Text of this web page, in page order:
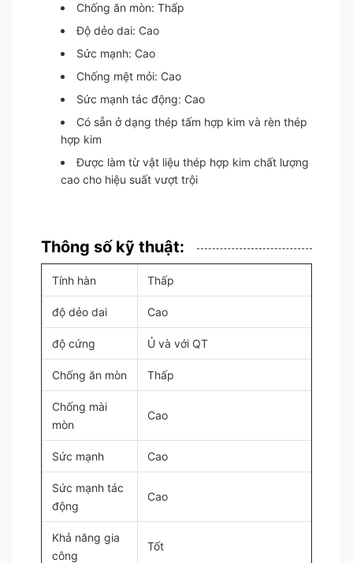
Chống ăn mòn: Thấp
Độ dẻo dai: Cao
Sức mạnh: Cao
Chống mệt mỏi: Cao
Sức mạnh tác động: Cao
Có sẵn ở dạng thép tấm hợp kim và rèn thép
hợp kim
Được làm từ vật liệu thép hợp kim chất lượng
cao cho hiệu suất vượt trội
Thông số kỹ thuật:
Tính hàn Thấp
độ dẻo dai Cao
độ cứng Ủ và với QT
Chống ăn mòn Thấp
Chống mài
mòn
Cao
Sức mạnh Cao
Sức mạnh tác
động
Cao
Khả năng gia
công
Tốt